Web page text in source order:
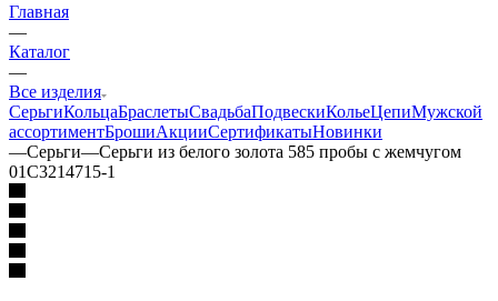
Главная
—
Каталог
—
Все изделия
СерьгиКольцаБраслетыСвадьбаПодвескиКольеЦепиМужской
ассортиментБрошиАкцииСертификатыНовинки
—Серьги—Серьги из белого золота 585 пробы с жемчугом
01С3214715-1